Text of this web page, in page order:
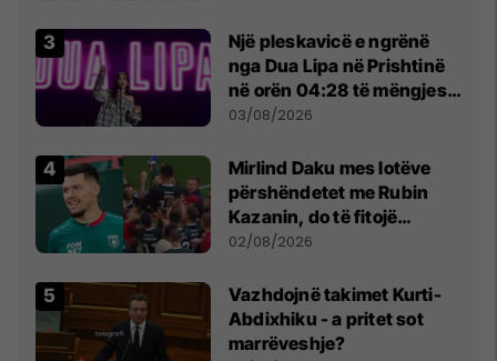
Një pleskavicë e ngrënë
nga Dua Lipa në Prishtinë
në orën 04:28 të mëngjesit
- dhe bota digjitale serbe
03/08/2026
Mirlind Daku mes lotëve
përshëndetet me Rubin
Kazanin, do të fitojë
miliona te Spartak Moska
02/08/2026
Vazhdojnë takimet Kurti-
Abdixhiku - a pritet sot
marrëveshje?